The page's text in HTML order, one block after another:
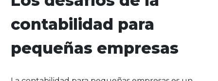
contabilidad para
pequeñas empresas